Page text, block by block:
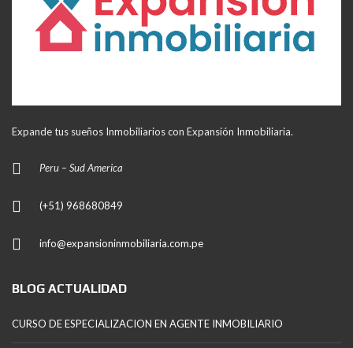
Expande tus sueños Inmobiliarios con Expansión Inmobiliaria.
Peru – Sud America
(+51) 968680849
info@expansioninmobiliaria.com.pe
BLOG ACTUALIDAD
CURSO DE ESPECIALIZACION EN AGENTE INMOBILIARIO